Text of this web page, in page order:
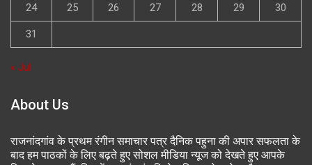
24 25 26 27 28 29 30
31
« Jul
About Us
राजनांदगांव के प्रथम रंगीन समाचार पत्र दैनिक पहुना की अपार सफलता के
बाद हम पाठकों के लिए बढ़ते हुए सोशल मीडिया न्यूज को देखते हुए आपके